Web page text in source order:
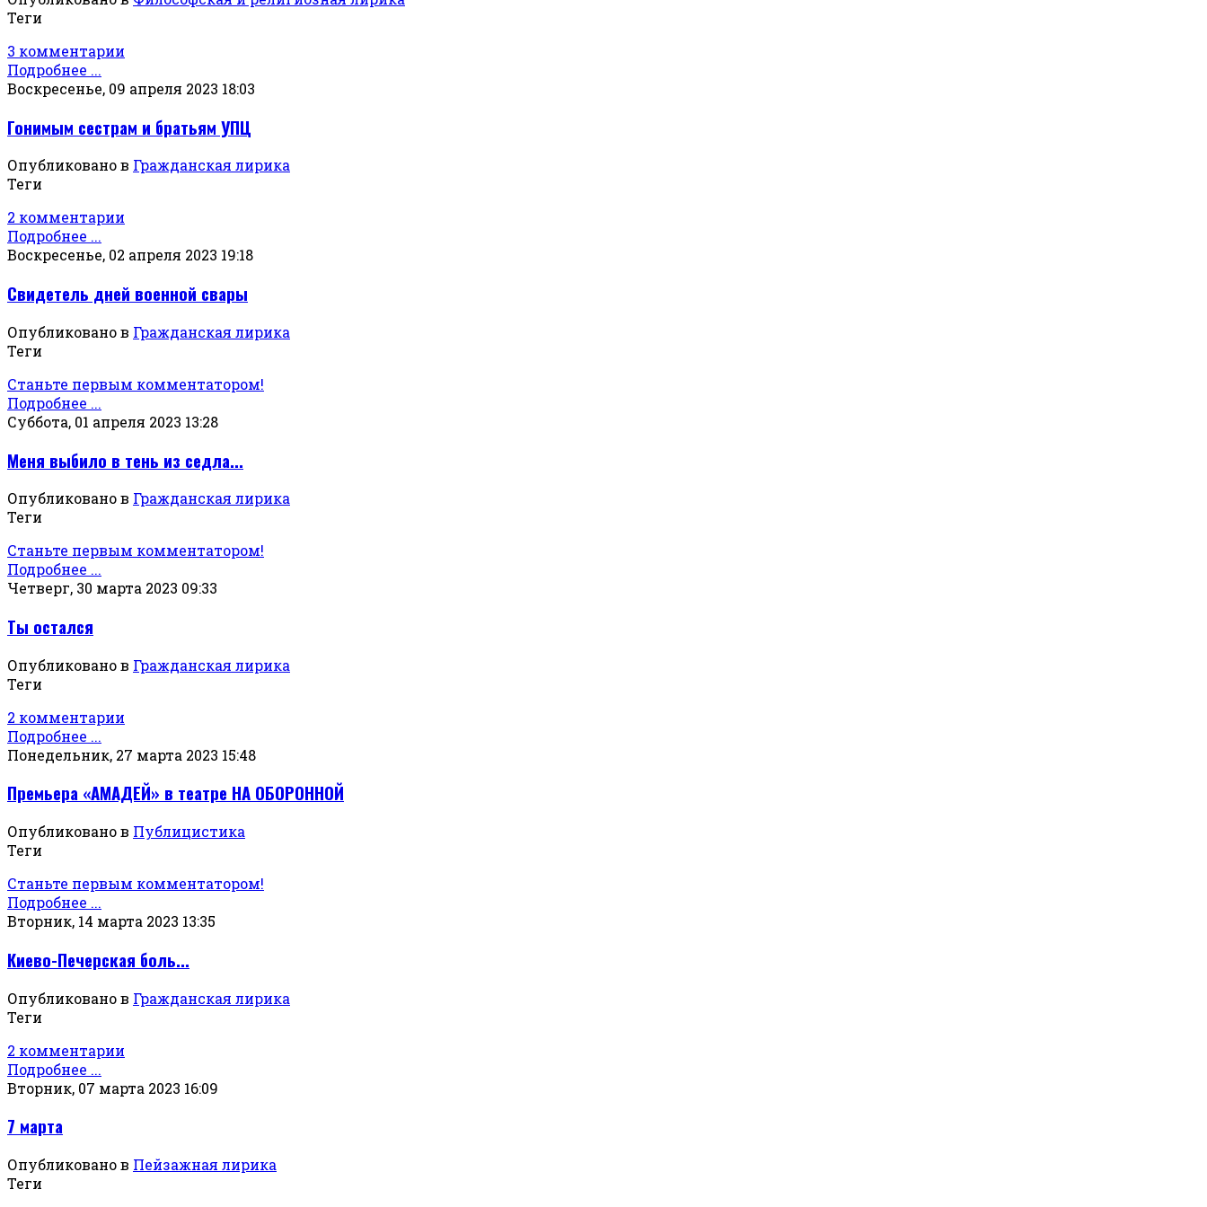
Теги
3 комментарии
Подробнее ...
Воскресенье, 09 апреля 2023 18:03
Гонимым сестрам и братьям УПЦ
Опубликовано в Гражданская лирика
Теги
2 комментарии
Подробнее ...
Воскресенье, 02 апреля 2023 19:18
Свидетель дней военной свары
Опубликовано в Гражданская лирика
Теги
Станьте первым комментатором!
Подробнее ...
Суббота, 01 апреля 2023 13:28
Меня выбило в тень из седла...
Опубликовано в Гражданская лирика
Теги
Станьте первым комментатором!
Подробнее ...
Четверг, 30 марта 2023 09:33
Ты остался
Опубликовано в Гражданская лирика
Теги
2 комментарии
Подробнее ...
Понедельник, 27 марта 2023 15:48
Премьера «АМАДЕЙ» в театре НА ОБОРОННОЙ
Опубликовано в Публицистика
Теги
Станьте первым комментатором!
Подробнее ...
Вторник, 14 марта 2023 13:35
Киево-Печерская боль...
Опубликовано в Гражданская лирика
Теги
2 комментарии
Подробнее ...
Вторник, 07 марта 2023 16:09
7 марта
Опубликовано в Пейзажная лирика
Теги